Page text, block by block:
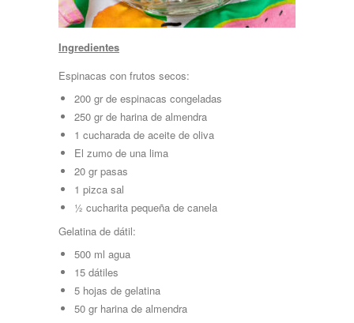
Ingredientes
Espinacas con frutos secos:
200 gr de espinacas congeladas
250 gr de harina de almendra
1 cucharada de aceite de oliva
El zumo de una lima
20 gr pasas
1 pizca sal
½ cucharita pequeña de canela
Gelatina de dátil:
500 ml agua
15 dátiles
5 hojas de gelatina
50 gr harina de almendra